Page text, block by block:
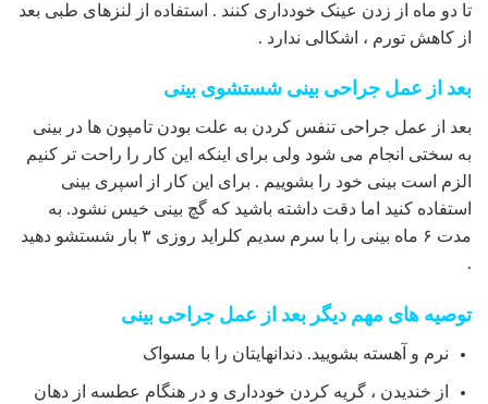
تا دو ماه از زدن عینک خودداری کنند . استفاده از لنزهای طبی بعد
از کاهش تورم ، اشکالی ندارد .
بعد از عمل جراحی بینی شستشوی بینی
بعد از عمل جراحی تنفس کردن به علت بودن تامپون ها در بینی
به سختی انجام می شود ولی برای اینکه این کار را راحت تر کنیم
الزم است بینی خود را بشوییم . برای این کار از اسپری بینی
استفاده کنید اما دقت داشته باشید که گچ بینی خیس نشود. به
مدت ۶ ماه بینی را با سرم سدیم کلراید روزی ۳ بار شستشو دهید
.
توصیه های مهم دیگر بعد از عمل جراحی بینی
نرم و آهسته بشویید. دندانهایتان را با مسواک
از خندیدن ، گریه کردن خودداری و در هنگام عطسه از دهان